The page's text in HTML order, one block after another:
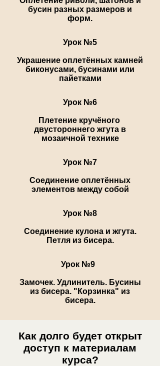
бусин разных размеров и
форм.
Урок №5
Украшение оплетённых камней
биконусами, бусинами или
пайетками
Урок №6
Плетение кручёного
двустороннего жгута в
мозаичной технике
Урок №7
Соединение оплетённых
элементов между собой
Урок №8
Соединение кулона и жгута.
Петля из бисера.
Урок №9
Замочек. Удлинитель. Бусины
из бисера. "Корзинка" из
бисера.
Как долго будет открыт
доступ к материалам
курса?